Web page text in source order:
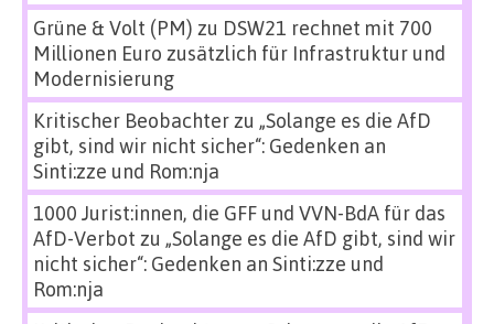
Grüne & Volt (PM) zu DSW21 rechnet mit 700
Millionen Euro zusätzlich für Infrastruktur und
Modernisierung
Kritischer Beobachterzu „Solange es die AfD
gibt, sind wir nicht sicher“: Gedenken an
Sinti:zze und Rom:nja
1000 Jurist:innen, die GFF und VVN-BdA für das
AfD-Verbot zu „Solange es die AfD gibt, sind wir
nicht sicher“: Gedenken an Sinti:zze und
Rom:nja